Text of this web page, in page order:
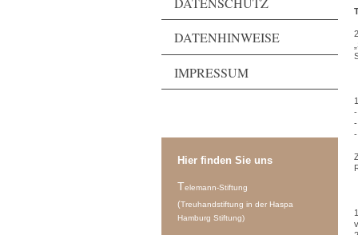
DATENHINWEISE
IMPRESSUM
Hier finden Sie uns
Telemann-Stiftung
(Treuhandstiftung in der Haspa
Hamburg Stiftung)